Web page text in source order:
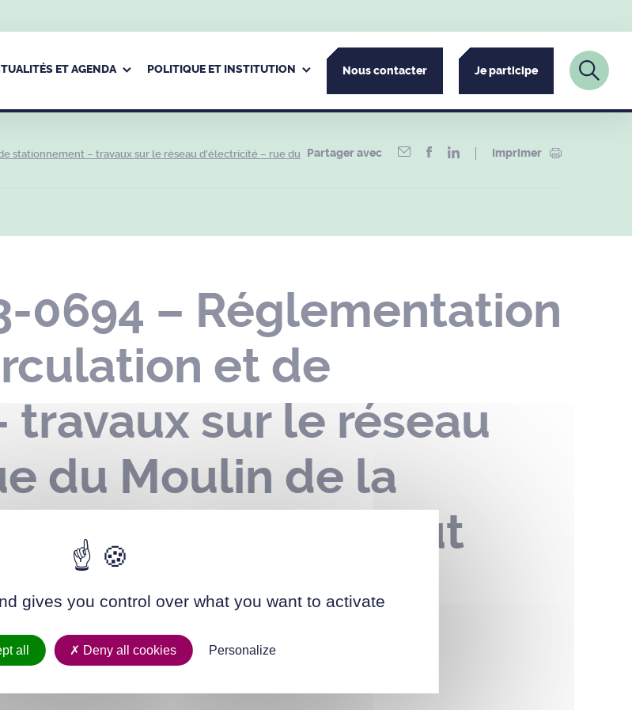
ET AGENDA POLITIQUE ET INSTITUTION Nous contacter Je participe
stationnement – travaux sur le réseau d’électricité – rue du
Partager avec Imprimer
0694 – Réglementation
et de
sur le réseau
du Moulin de la
17 juillet au 04 août
gives you control over what you want to activate
all Deny all cookies Personalize